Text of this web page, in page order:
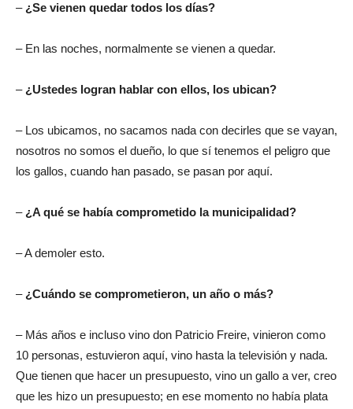
– ¿Se vienen quedar todos los días?
– En las noches, normalmente se vienen a quedar.
– ¿Ustedes logran hablar con ellos, los ubican?
– Los ubicamos, no sacamos nada con decirles que se vayan,
nosotros no somos el dueño, lo que sí tenemos el peligro que
los gallos, cuando han pasado, se pasan por aquí.
– ¿A qué se había comprometido la municipalidad?
– A demoler esto.
– ¿Cuándo se comprometieron, un año o más?
– Más años e incluso vino don Patricio Freire, vinieron como
10 personas, estuvieron aquí, vino hasta la televisión y nada.
Que tienen que hacer un presupuesto, vino un gallo a ver, creo
que les hizo un presupuesto; en ese momento no había plata